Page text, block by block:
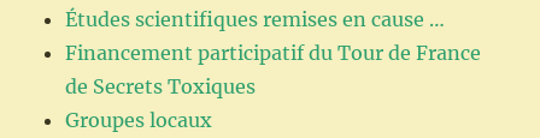
Études scientifiques remises en cause …
Financement participatif du Tour de France
de Secrets Toxiques
Groupes locaux